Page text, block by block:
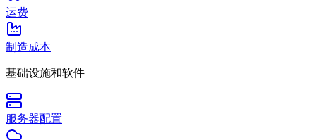
运费
制造成本
基础设施和软件
服务器配置